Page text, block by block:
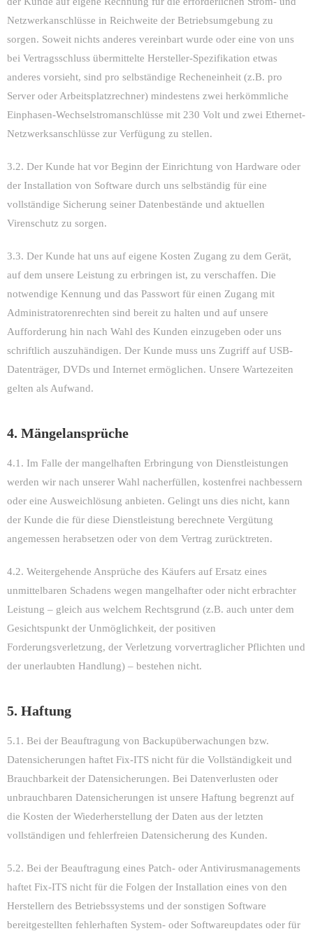
Netzwerkanschlüsse in Reichweite der Betriebsumgebung zu
sorgen. Soweit nichts anderes vereinbart wurde oder eine von uns
bei Vertragsschluss übermittelte Hersteller-Spezifikation etwas
anderes vorsieht, sind pro selbständige Recheneinheit (z.B. pro
Server oder Arbeitsplatzrechner) mindestens zwei herkömmliche
Einphasen-Wechselstromanschlüsse mit 230 Volt und zwei Ethernet-
Netzwerksanschlüsse zur Verfügung zu stellen.
3.2. Der Kunde hat vor Beginn der Einrichtung von Hardware oder
der Installation von Software durch uns selbständig für eine
vollständige Sicherung seiner Datenbestände und aktuellen
Virenschutz zu sorgen.
3.3. Der Kunde hat uns auf eigene Kosten Zugang zu dem Gerät,
auf dem unsere Leistung zu erbringen ist, zu verschaffen. Die
notwendige Kennung und das Passwort für einen Zugang mit
Administratorenrechten sind bereit zu halten und auf unsere
Aufforderung hin nach Wahl des Kunden einzugeben oder uns
schriftlich auszuhändigen. Der Kunde muss uns Zugriff auf USB-
Datenträger, DVDs und Internet ermöglichen. Unsere Wartezeiten
gelten als Aufwand.
4. Mängelansprüche
4.1. Im Falle der mangelhaften Erbringung von Dienstleistungen
werden wir nach unserer Wahl nacherfüllen, kostenfrei nachbessern
oder eine Ausweichlösung anbieten. Gelingt uns dies nicht, kann
der Kunde die für diese Dienstleistung berechnete Vergütung
angemessen herabsetzen oder von dem Vertrag zurücktreten.
4.2. Weitergehende Ansprüche des Käufers auf Ersatz eines
unmittelbaren Schadens wegen mangelhafter oder nicht erbrachter
Leistung – gleich aus welchem Rechtsgrund (z.B. auch unter dem
Gesichtspunkt der Unmöglichkeit, der positiven
Forderungsverletzung, der Verletzung vorvertraglicher Pflichten und
der unerlaubten Handlung) – bestehen nicht.
5. Haftung
5.1. Bei der Beauftragung von Backupüberwachungen bzw.
Datensicherungen haftet Fix-ITS nicht für die Vollständigkeit und
Brauchbarkeit der Datensicherungen. Bei Datenverlusten oder
unbrauchbaren Datensicherungen ist unsere Haftung begrenzt auf
die Kosten der Wiederherstellung der Daten aus der letzten
vollständigen und fehlerfreien Datensicherung des Kunden.
5.2. Bei der Beauftragung eines Patch- oder Antivirusmanagements
haftet Fix-ITS nicht für die Folgen der Installation eines von den
Herstellern des Betriebssystems und der sonstigen Software
bereitgestellten fehlerhaften System- oder Softwareupdates oder für